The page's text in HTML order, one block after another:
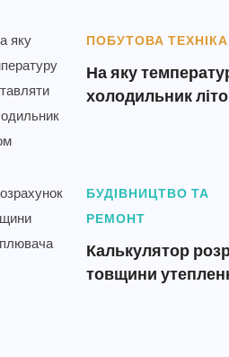
ПОБУТОВА ТЕХНІКА
На яку
холодильник
БУДІВНИЦТВО ТА
РЕМОНТ
Калькулятор
товщини